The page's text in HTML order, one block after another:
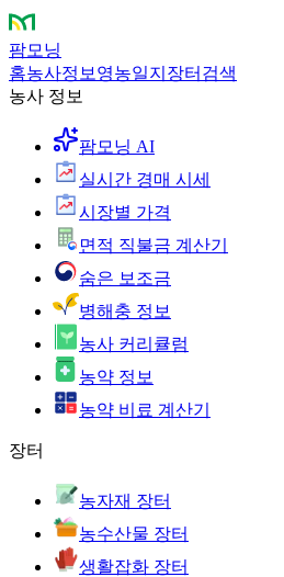
팜모닝
홈농사정보 영농일지 장터 검색
농사 정보
팜모닝 AI
실시간 경매 시세
시장별 가격
면적 직불금 계산기
숨은 보조금
병해충 정보
농사 커리큘럼
농약 정보
농약 비료 계산기
장터
농자재 장터
농수산물 장터
생활잡화 장터